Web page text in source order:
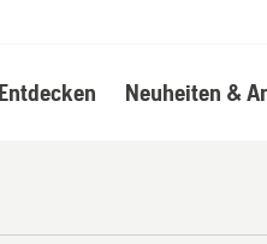
Neuheiten &